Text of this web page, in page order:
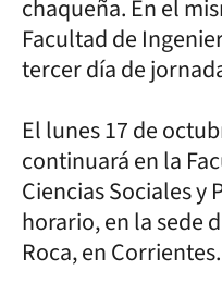
chaqueña. En el
Facultad de
tercer día de
El lunes 17 de
continuará en la
Ciencias Sociales y
horario, en la sede
Roca, en Corrientes.